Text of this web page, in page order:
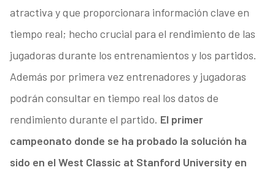
atractiva y que proporcionara información clave en
tiempo real; hecho crucial para el rendimiento de las
jugadoras durante los entrenamientos y los partidos.
Además por primera vez entrenadores y jugadoras
podrán consultar en tiempo real los datos de
rendimiento durante el partido. El primer
campeonato donde se ha probado la solución ha
sido en el West Classic at Stanford University en